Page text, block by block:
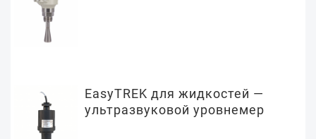
EasyTREK для жидкостей —
ультразвуковой уровнемер